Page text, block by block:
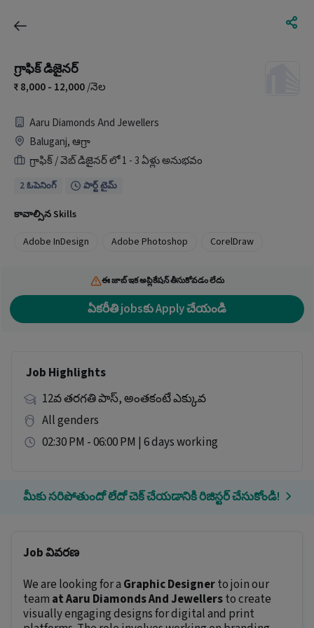
గ్రాఫిక్ డిజైనర్
8,000 - 12,000/నెల
Aaru Diamonds And Jewellers
Baluganj, ఆగ్రా
గ్రాఫిక్ / వెబ్ డిజైనర్ లో 1 - 3 ఏళ్లు అనుభవం
2 ఓపెనింగ్ పార్ట్ టైమ్
కావాల్సిన Skills
Adobe InDesign
Adobe Photoshop CorelDraw
ఈ జాబ్ ఇక అప్లికేషన్ తీసుకోవడం లేదు
ఏకరీతి jobsకు Apply చేయండి
Job Highlights
12వ తరగతి పాస్, అంతకంటే ఎక్కువ
All genders
02:30 PM - 06:00 PM | 6 days working
మీకు సరిపోతుందో లేదో చెక్ చేయడానికి రిజిస్టర్ చేసుకోండి!
Job వివరణ
We are looking for a Graphic Designerto join our
team at Aaru Diamonds And Jewellersto create
visually engaging designs for digital and print